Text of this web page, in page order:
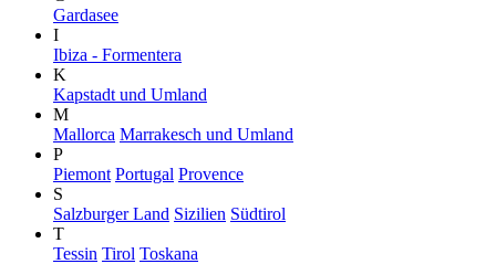
Gardasee
I
Ibiza - Formentera
K
Kapstadt und Umland
M
Mallorca Marrakesch und Umland
P
Piemont Portugal Provence
S
Salzburger Land Sizilien Südtirol
T
Tessin Tirol Toskana